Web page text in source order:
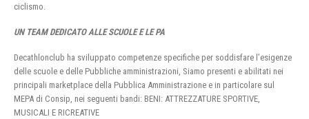
ciclismo.
UN TEAM DEDICATO ALLE SCUOLE E LE PA
Decathlonclub ha sviluppato competenze specifiche per soddisfare l’esigenze
delle scuole e delle Pubbliche amministrazioni, Siamo presenti e abilitati nei
principali marketplace della Pubblica Amministrazione e in particolare sul
MEPA di Consip, nei seguenti bandi: BENI: ATTREZZATURE SPORTIVE,
MUSICALI E RICREATIVE